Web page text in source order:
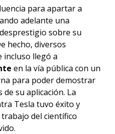
para apartar a
adelante una
sobre su
hecho, diversos
incluso llegó a
en la vía pública con un
para poder demostrar
su aplicación. La
Tesla tuvo éxito y
del científico